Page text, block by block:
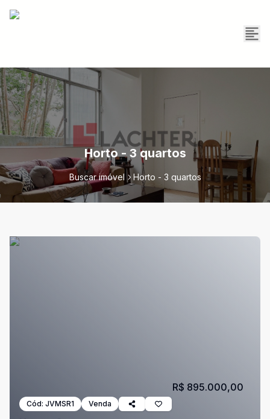
Horto - 3 quartos
Buscar imóvel Horto - 3 quartos
Cód: JVMSR1 Venda
R$ 895.000,00